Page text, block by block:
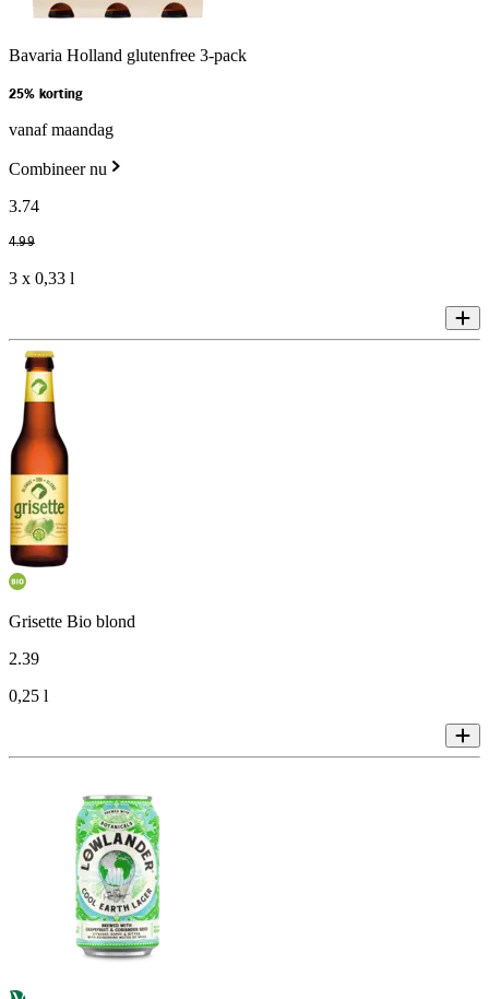
Bavaria Holland glutenfree 3-pack
25% korting
vanaf maandag
Combineer nu
3.74
4.99
3 x 0,33 l
Grisette Bio blond
2.39
0,25 l